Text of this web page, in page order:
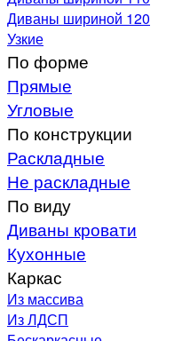
Диваны шириной 120
Узкие
По форме
Прямые
Угловые
По конструкции
Раскладные
Не раскладные
По виду
Диваны кровати
Кухонные
Каркас
Из массива
Из ЛДСП